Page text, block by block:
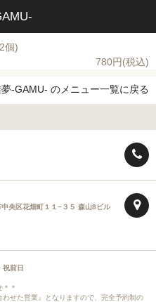
個)
780円(税込)
夢-GAMU- のメニュー一覧に戻る
央区花畑町１１−３５ 森山8ビル
祝前日
＊＊
わせた営業』となりますので、完全予約制の